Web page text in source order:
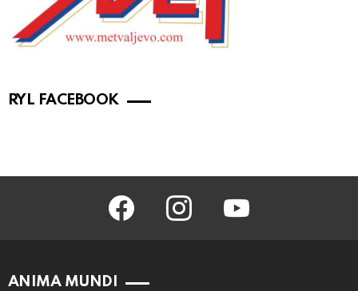
RYL FACEBOOK
facebook instagram youtube
ANIMA MUNDI